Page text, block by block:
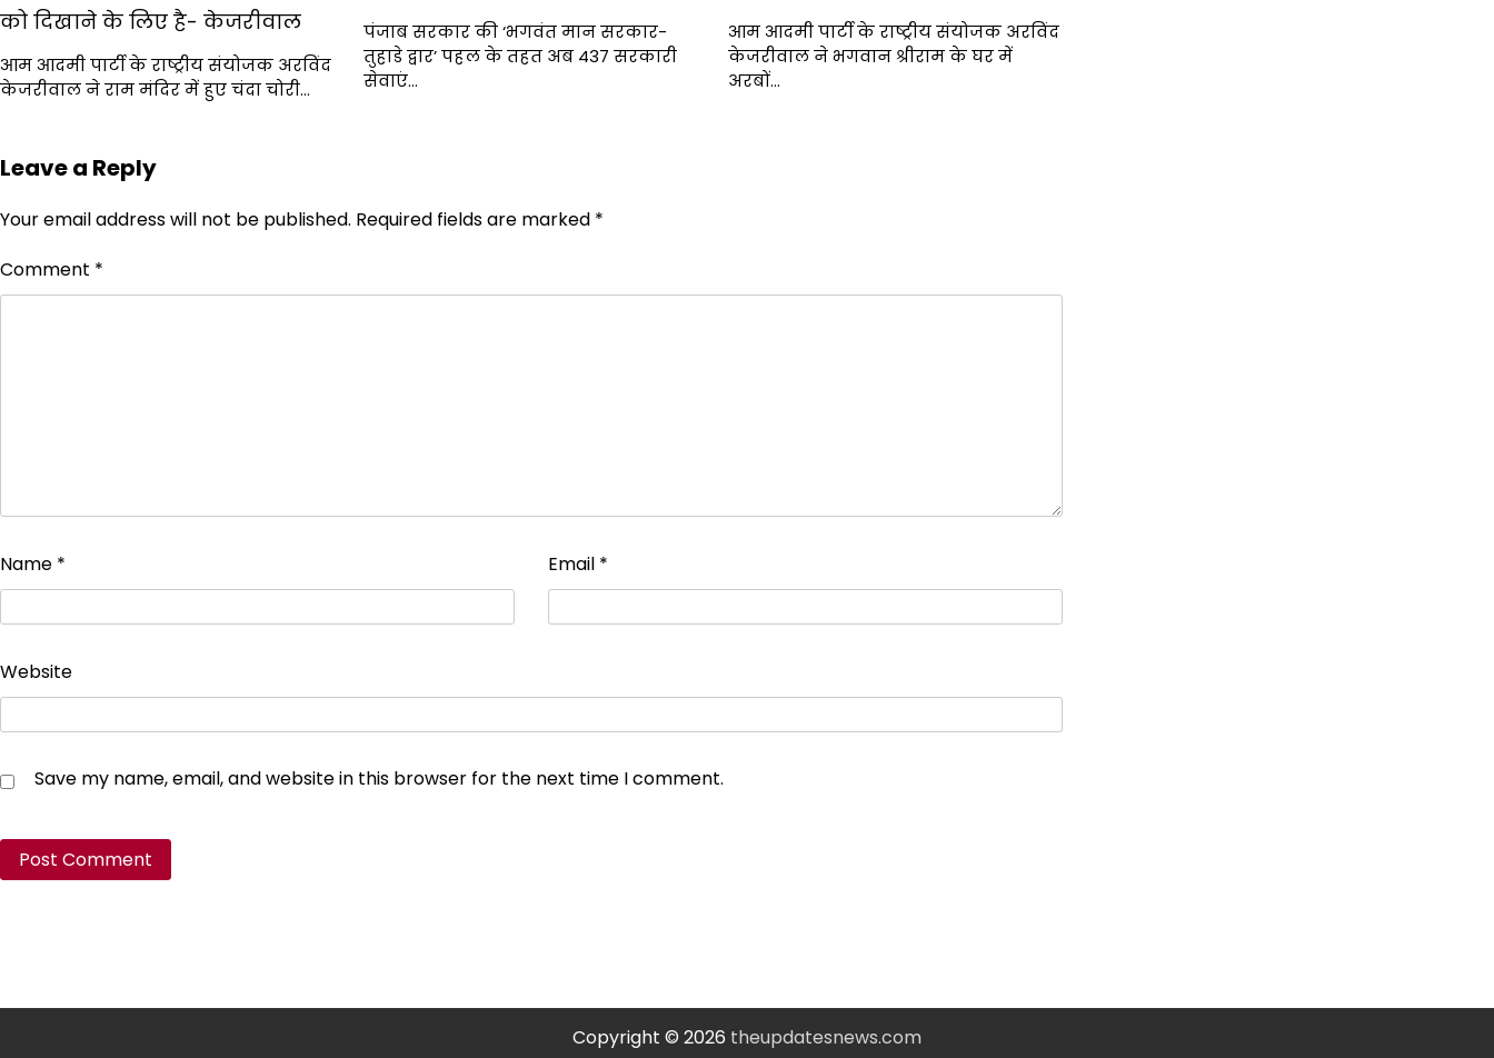
को दिखाने के लिए है- केजरीवाल
आम आदमी पार्टी के राष्ट्रीय संयोजक अरविंद
केजरीवाल ने राम मंदिर में हुए चंदा चोरी…
पंजाब सरकार की ‘भगवंत मान सरकार-
तुहाडे द्वार’ पहल के तहत अब 437 सरकारी
सेवाएं…
आम आदमी पार्टी के राष्ट्रीय संयोजक अरविंद
केजरीवाल ने भगवान श्रीराम के घर में
अरबों…
Leave a Reply
Your email address will not be published. Required fields are marked *
Comment *
Name * Email *
Website
Save my name, email, and website in this browser for the next time I comment.
Copyright © 2026 theupdatesnews.com